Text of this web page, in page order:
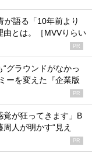
が語る「10年前より
由とは。［MVVりらい
PR
“グラウンドがなかっ
ーを変えた『企業版
PR
覚が狂ってきます」B
人が明かす“見え
PR